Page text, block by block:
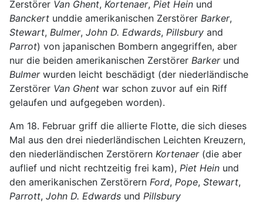
Zerstörer Van Ghent, Kortenaer, Piet Hein und
Banckert unddie amerikanischen Zerstörer Barker,
Stewart, Bulmer, John D. Edwards, Pillsbury and
Parrot) von japanischen Bombern angegriffen, aber
nur die beiden amerikanischen Zerstörer Barkerund
Bulmer wurden leicht beschädigt (der niederländische
Zerstörer Van Ghent war schon zuvor auf ein Riff
gelaufen und aufgegeben worden).
Am 18. Februar griff die allierte Flotte, die sich dieses
Mal aus den drei niederländischen Leichten Kreuzern,
den niederländischen Zerstörern Kortenaer(die aber
auflief und nicht rechtzeitig frei kam), Piet Hein und
den amerikanischen Zerstörern Ford, Pope, Stewart,
Parrott, John D. Edwards und Pillsbury